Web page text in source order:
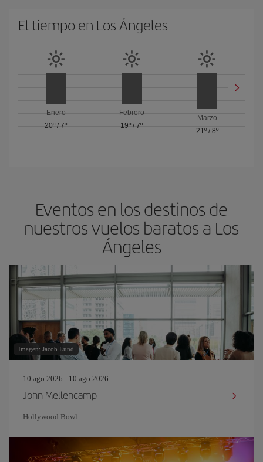
El tiempo en Los Ángeles
Enero
20º /7º
Febrero
19º / 7º
Marzo
21º/ 8º
Eventos en los destinos de
nuestros vuelos baratos a Los
Ángeles
Imagen: Jacob Lund
10 ago 2026 - 10 ago 2026
John Mellencamp
Hollywood Bowl